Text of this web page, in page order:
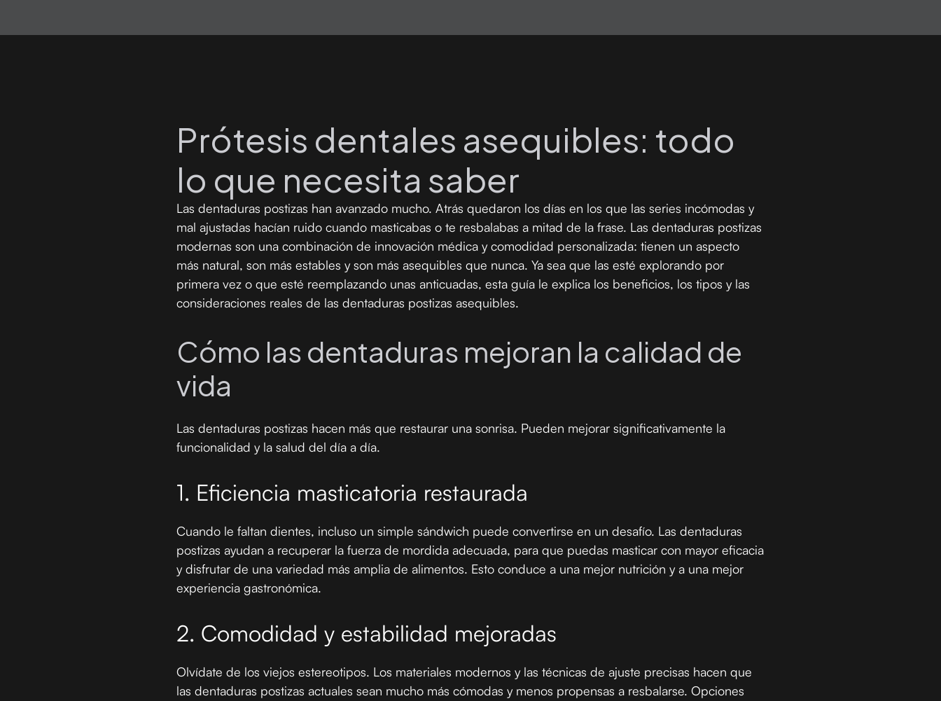
Prótesis dentales asequibles: todo
lo que necesita saber
Las dentaduras postizas han avanzado mucho. Atrás quedaron los días en los que las series incómodas y
mal ajustadas hacían ruido cuando masticabas o te resbalabas a mitad de la frase. Las dentaduras postizas
modernas son una combinación de innovación médica y comodidad personalizada: tienen un aspecto
más natural, son más estables y son más asequibles que nunca. Ya sea que las esté explorando por
primera vez o que esté reemplazando unas anticuadas, esta guía le explica los beneficios, los tipos y las
consideraciones reales de las dentaduras postizas asequibles.
Cómo las dentaduras mejoran la calidad de
vida
Las dentaduras postizas hacen más que restaurar una sonrisa. Pueden mejorar significativamente la
funcionalidad y la salud del día a día.
1. Eficiencia masticatoria restaurada
Cuando le faltan dientes, incluso un simple sándwich puede convertirse en un desafío. Las dentaduras
postizas ayudan a recuperar la fuerza de mordida adecuada, para que puedas masticar con mayor eficacia
y disfrutar de una variedad más amplia de alimentos. Esto conduce a una mejor nutrición y a una mejor
experiencia gastronómica.
2. Comodidad y estabilidad mejoradas
Olvídate de los viejos estereotipos. Los materiales modernos y las técnicas de ajuste precisas hacen que
las dentaduras postizas actuales sean mucho más cómodas y menos propensas a resbalarse. Opciones